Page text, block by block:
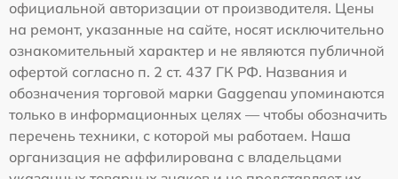
официальной авторизации от производителя. Цены
на ремонт, указанные на сайте, носят исключительно
ознакомительный характер и не являются публичной
офертой согласно п. 2 ст. 437 ГК РФ. Названия и
обозначения торговой марки Gaggenau упоминаются
только в информационных целях — чтобы обозначить
перечень техники, с которой мы работаем. Наша
организация не аффилирована с владельцами